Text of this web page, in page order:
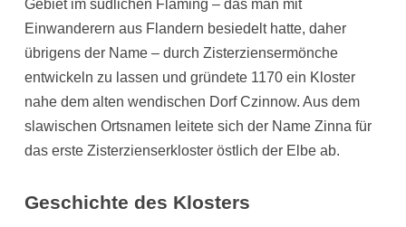
Gebiet im südlichen Fläming – das man mit
Einwanderern aus Flandern besiedelt hatte, daher
übrigens der Name – durch Zisterziensermönche
entwickeln zu lassen und gründete 1170 ein Kloster
nahe dem alten wendischen Dorf Czinnow. Aus dem
slawischen Ortsnamen leitete sich der Name Zinna für
das erste Zisterzienserkloster östlich der Elbe ab.
Geschichte des Klosters